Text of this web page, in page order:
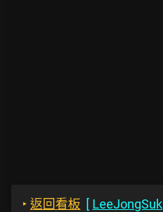
‣ 返回看板 [ LeeJongSuk